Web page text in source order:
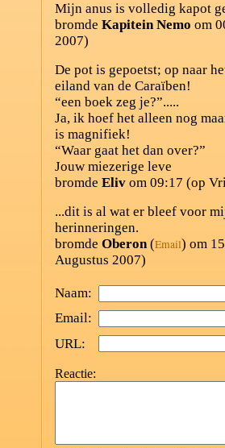
Mijn anus is volledig kapot
bromde Kapitein Nemo om
2007)
De pot is gepoetst; op naar
eiland van de Caraïben!
“een boek zeg je?”.....
Ja, ik hoef het alleen nog
is magnifiek!
“Waar gaat het dan over?”
Jouw miezerige leve
bromde Eliv om 09:17 (op
...dit is al wat er bleef voor
herinneringen.
bromde Oberon(Email) om
Augustus 2007)
Naam:
Email:
URL:
Reactie: